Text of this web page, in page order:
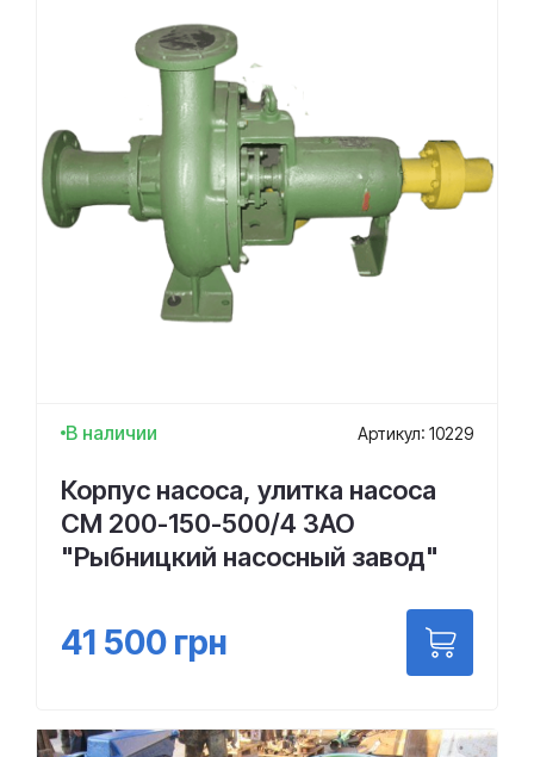
В наличии Артикул: 10229
Корпус насоса, улитка насоса
СМ 200-150-500/4 ЗАО
"Рыбницкий насосный завод"
41 500 грн